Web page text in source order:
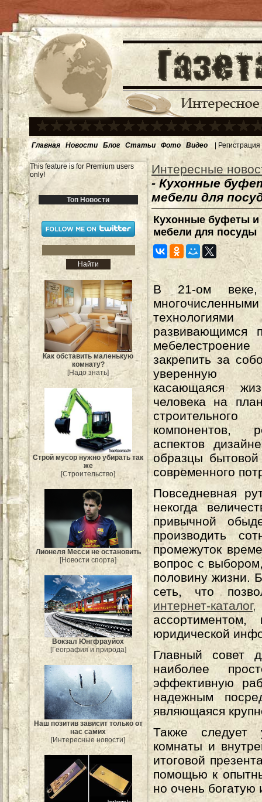
Главная Новости Блог Статьи Фото Видео | Регистрация
This feature is for Premium users
only!
Топ Новости
Как обставить маленькую
комнату?
[Надо знать]
Строй мусор нужно убирать так
же
[Строительство]
Лионеля Месси не остановить
[Новости спорта]
Вокзал Юнгфрауйох
[География и природа]
Наш позитив зависит только от
нас самих
[Интересные новости]
Интересные
- Кухонные
мебели для
Кухонные буфеты
мебели для посуды
В 21-ом
многочисленными
развивающимся
закрепить за
уверенную
касающаяся
человека на
строительного
компонентов,
аспектов
образцы
современного
Повседневная
некогда
привычной
производить
промежуток
вопрос с
половину жизни.
сеть, что
интернет-каталог,
юридической
Главный совет
наиболее
эффективную
надежным
являющаяся
Также следует
комнаты и
итоговой
помощью к
но очень богатую